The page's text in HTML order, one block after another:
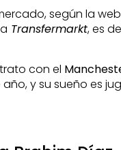
según la web
Transfermarkt, es
con el
y su sueño es